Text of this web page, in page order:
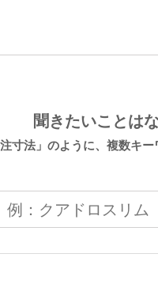
聞きたいことは
寸法」のように、複数キ